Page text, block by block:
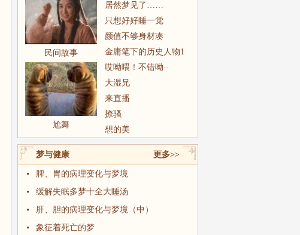
民间故事
尬舞
居然梦见了……
只想好好睡一觉
颜值不够身材凑
金庸笔下的历史人物1
哎呦喂！不错呦··
大湿兄
来直播
撩骚
想的美
更多>>
梦与健康
脾、胃的病理变化与梦境
缓解失眠多梦十全大睡汤
肝、胆的病理变化与梦境（中）
象征着死亡的梦